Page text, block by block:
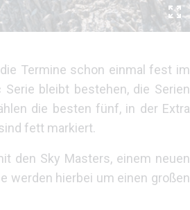
Termine schon einmal fest im
bleibt bestehen, die Serien
die besten fünf, in der Extra
fett markiert.
den Sky Masters, einem neuen
werden hierbei um einen großen